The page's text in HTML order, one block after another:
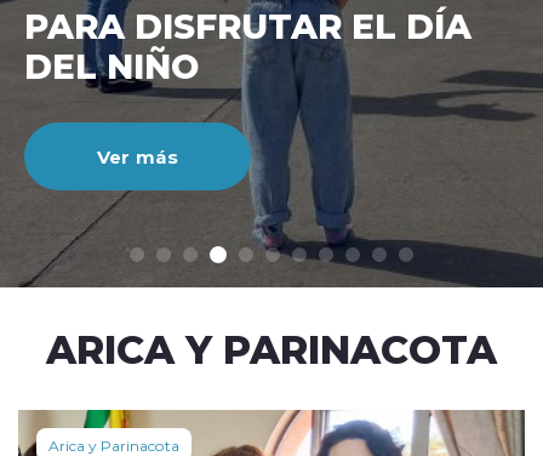
modo claro
CIENTO DURANTE EL MES
DE JULIO
Ver más
ARICA Y PARINACOTA
Arica y Parinacota